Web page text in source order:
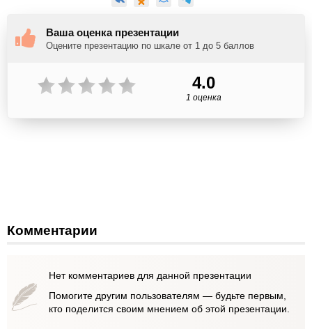
Ваша оценка презентации
Оцените презентацию по шкале от 1 до 5 баллов
4.0
1 оценка
Комментарии
Нет комментариев для данной презентации
Помогите другим пользователям — будьте первым,
кто поделится своим мнением об этой презентации.